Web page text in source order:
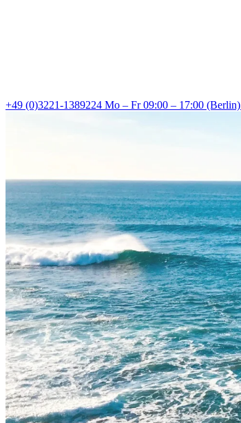
+49 (0)3221-1389224 Mo – Fr 09:00 – 17:00 (Berlin)